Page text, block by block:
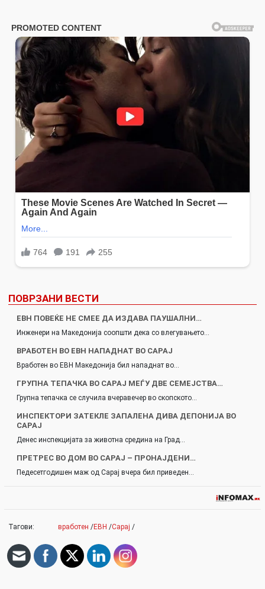
ПОВРЗАНИ ВЕСТИ
ЕВН ПОВЕЌЕ НЕ СМЕЕ ДА ИЗДАВА ПАУШАЛНИ…
Инженери на Македонија соопшти дека со влегувањето…
ВРАБОТЕН ВО ЕВН НАПАДНАТ ВО САРАЈ
Вработен во ЕВН Македонија бил нападнат во…
ГРУПНА ТЕПАЧКА ВО САРАЈ МЕЃУ ДВЕ СЕМЕЈСТВА…
Групна тепачка се случила вчеравечер во скопското…
ИНСПЕКТОРИ ЗАТЕКЛЕ ЗАПАЛЕНА ДИВА ДЕПОНИЈА ВО
САРАЈ
Денес инспекцијата за животна средина на Град…
ПРЕТРЕС ВО ДОМ ВО САРАЈ – ПРОНАЈДЕНИ…
Педесетгодишен маж од Сарај вчера бил приведен…
Тагови: вработен /ЕВН /Сарај /